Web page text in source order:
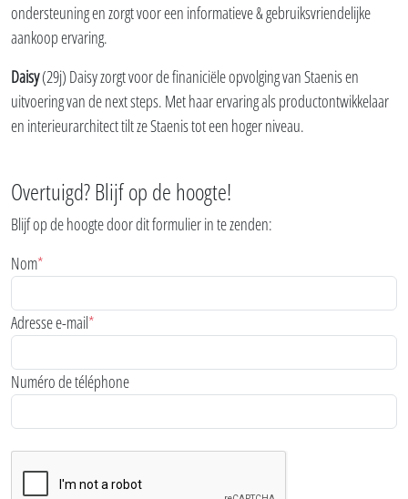
ondersteuning en zorgt voor een informatieve & gebruiksvriendelijke
aankoop ervaring.
Daisy(29j) Daisy zorgt voor de finaniciële opvolging van Staenis en
uitvoering van de next steps. Met haar ervaring als productontwikkelaar
en interieurarchitect tilt ze Staenis tot een hoger niveau.
Overtuigd? Blijf op de hoogte!
Blijf op de hoogte door dit formulier in te zenden:
Nom*
Adresse e-mail*
Numéro de téléphone